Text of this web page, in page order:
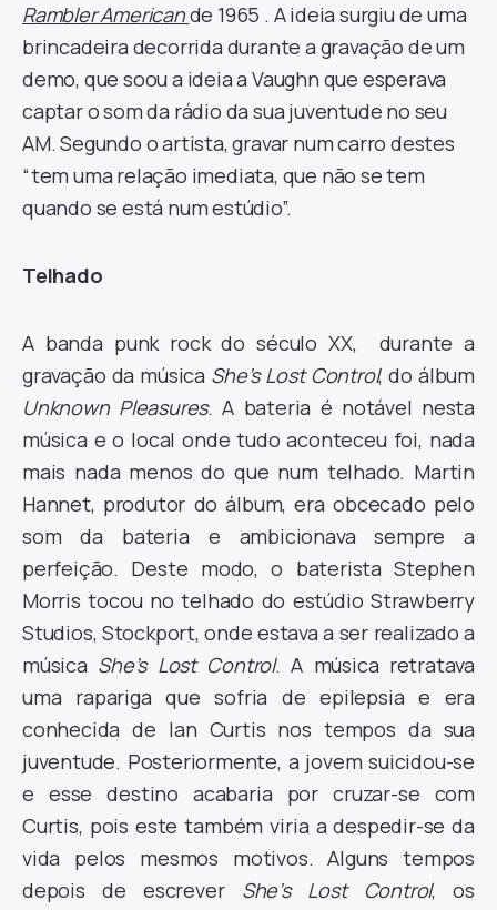
Rambler Americande 1965 . A ideia surgiu de uma
brincadeira decorrida durante a gravação de um
demo, que soou a ideia a Vaughn que esperava
captar o som da rádio da sua juventude no seu
AM. Segundo o artista, gravar num carro destes
“tem uma relação imediata, que não se tem
quando se está num estúdio”.
Telhado
A banda punk rock do século XX, durante a
gravação da música She’s Lost Control, do álbum
Unknown Pleasures. A bateria é notável nesta
música e o local onde tudo aconteceu foi, nada
mais nada menos do que num telhado. Martin
Hannet, produtor do álbum, era obcecado pelo
som da bateria e ambicionava sempre a
perfeição. Deste modo, o baterista Stephen
Morris tocou no telhado do estúdio Strawberry
Studios, Stockport, onde estava a ser realizado a
música She’s Lost Control. A música retratava
uma rapariga que sofria de epilepsia e era
conhecida de Ian Curtis nos tempos da sua
juventude. Posteriormente, a jovem suicidou-se
e esse destino acabaria por cruzar-se com
Curtis, pois este também viria a despedir-se da
vida pelos mesmos motivos. Alguns tempos
depois de escrever She’s Lost Control, os